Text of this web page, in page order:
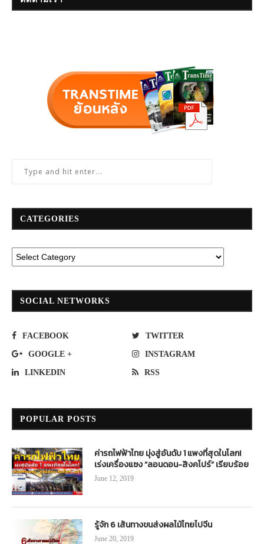
CATEGORIES
SOCIAL NETWORKS
FACEBOOK TWITTER
GOOGLE + INSTAGRAM
LINKEDIN RSS
POPULAR POSTS
ค่ารถไฟฟ้าไทย มุ่งสู่อันดับ 1 แพงที่สุดในโลก!
เร่งเครื่องแซง “ลอนดอน-สิงคโปร์” เรียบร้อย
June 12, 2019
รู้จัก 6 เส้นทางขนส่งผลไม้ไทยไปจีน
June 20, 2019